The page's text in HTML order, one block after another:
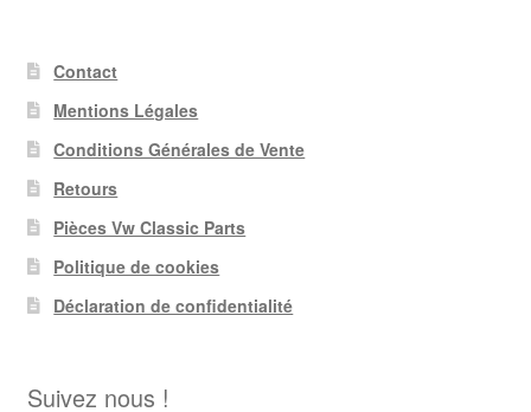
Contact
Mentions Légales
Conditions Générales de Vente
Retours
Pièces Vw Classic Parts
Politique de cookies
Déclaration de confidentialité
Suivez nous !